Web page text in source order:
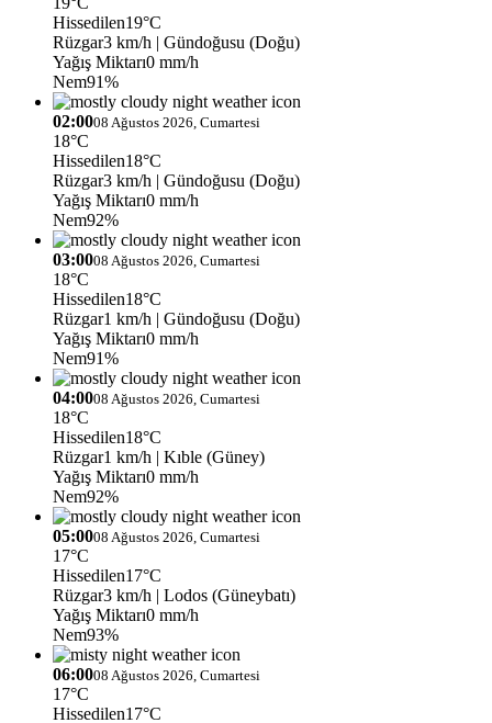
Hissedilen19°C
Rüzgar3 km/h | Gündoğusu (Doğu)
Yağış Miktarı0 mm/h
Nem91%
02:0008 Ağustos 2026, Cumartesi
18°C
Hissedilen18°C
Rüzgar3 km/h | Gündoğusu (Doğu)
Yağış Miktarı0 mm/h
Nem92%
03:0008 Ağustos 2026, Cumartesi
18°C
Hissedilen18°C
Rüzgar1 km/h | Gündoğusu (Doğu)
Yağış Miktarı0 mm/h
Nem91%
04:0008 Ağustos 2026, Cumartesi
18°C
Hissedilen18°C
Rüzgar1 km/h | Kıble (Güney)
Yağış Miktarı0 mm/h
Nem92%
05:0008 Ağustos 2026, Cumartesi
17°C
Hissedilen17°C
Rüzgar3 km/h | Lodos (Güneybatı)
Yağış Miktarı0 mm/h
Nem93%
06:0008 Ağustos 2026, Cumartesi
17°C
Hissedilen17°C